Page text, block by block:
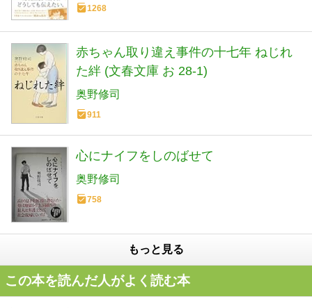
1268
赤ちゃん取り違え事件の十七年 ねじれ
た絆 (文春文庫 お 28-1)
奥野修司
911
心にナイフをしのばせて
奥野修司
758
もっと見る
この本を読んだ人がよく読む本